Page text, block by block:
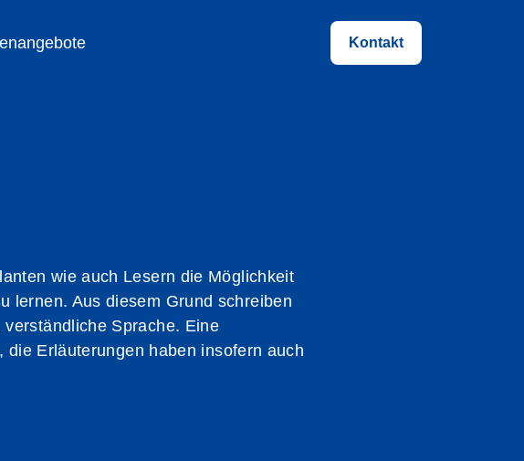
Kontakt
wie auch Lesern die Möglichkeit
lernen. Aus diesem Grund schreiben
Sprache. Eine
Erläuterungen haben insofern auch